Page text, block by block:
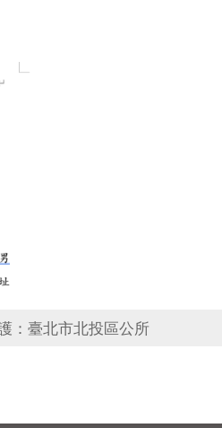
：臺北市北投區公所